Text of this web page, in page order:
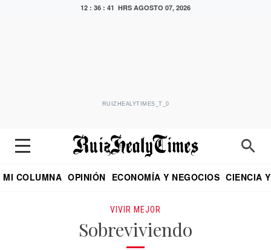
12 : 36 : 42 HRS AGOSTO 07, 2026
RUIZHEALYTIMES_T_0
MI COLUMNA OPINIÓN ECONOMÍA Y NEGOCIOS CIENCIA
VIVIR MEJOR
Sobreviviendo